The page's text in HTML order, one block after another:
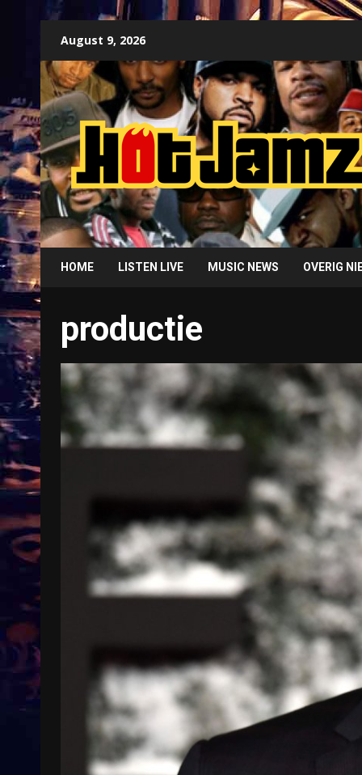
content
August 9, 2026
HOME LISTEN LIVE MUSIC NEWS OVERIG
productie
Treinkaartjes worden duurder,
abonnementen verdwijnen